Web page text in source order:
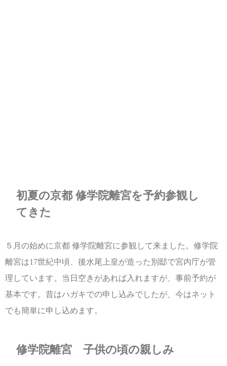
初夏の京都 修学院離宮を予約参観し
てきた
５月の始めに京都 修学院離宮に参観して来ました。修学院
離宮は17世紀中頃、後水尾上皇が造った別邸で宮内庁が管
理しています。当日空きがあれば入れますが、事前予約が
基本です。昔はハガキでの申し込みでしたが、今はネット
でも簡単に申し込めます。
修学院離宮 子供の頃の親しみ